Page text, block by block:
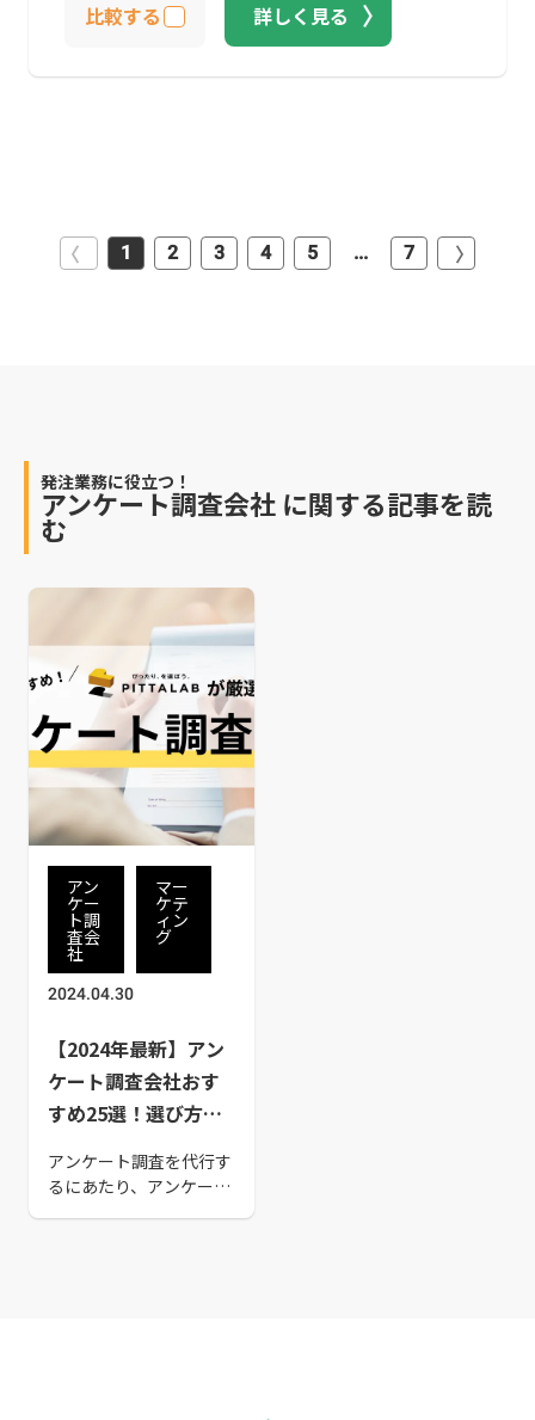
比較する 詳しく見る
1 2 3 4 5 ... 7
発注業務に役立つ！
アンケート調査会社 に関する記事を読
む
アン
ケー
ト調
査会
社
マー
ケテ
ィン
グ
2024.04.30
【2024年最新】アン
ケート調査会社おす
すめ25選！選び方の
アンケート調査を代行す
るにあたり、アンケート